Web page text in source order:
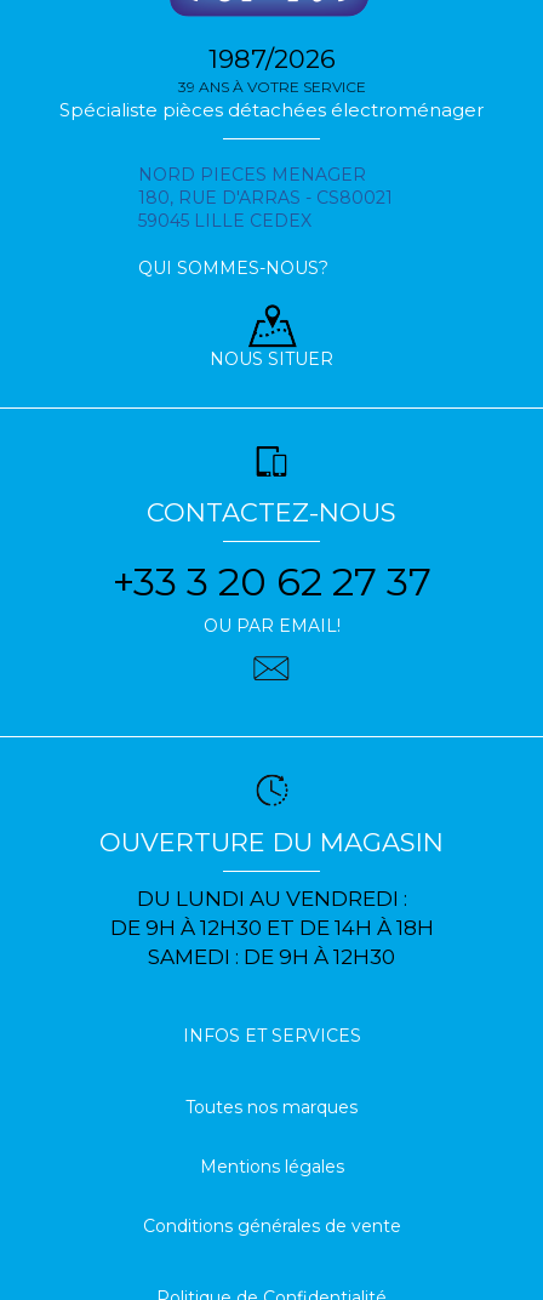
1987/2026
39 ANS À VOTRE SERVICE
Spécialiste pièces détachées électroménager
NORD PIECES MENAGER
180, RUE D'ARRAS - CS80021
59045 LILLE CEDEX
QUI SOMMES-NOUS?
NOUS SITUER
CONTACTEZ-NOUS
+33 3 20 62 27 37
OU PAR EMAIL!
OUVERTURE DU MAGASIN
DU LUNDI AU VENDREDI :
DE 9H À 12H30 ET DE 14H À 18H
SAMEDI : DE 9H À 12H30
INFOS ET SERVICES
Toutes nos marques
Mentions légales
Conditions générales de vente